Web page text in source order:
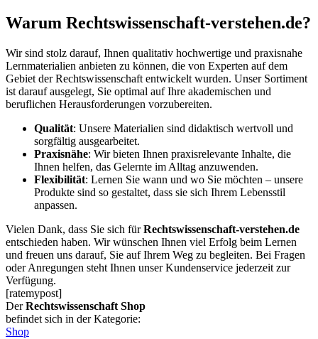
Warum Rechtswissenschaft-verstehen.de?
Wir sind stolz darauf, Ihnen qualitativ hochwertige und praxisnahe
Lernmaterialien anbieten zu können, die von Experten auf dem
Gebiet der Rechtswissenschaft entwickelt wurden. Unser Sortiment
ist darauf ausgelegt, Sie optimal auf Ihre akademischen und
beruflichen Herausforderungen vorzubereiten.
Qualität: Unsere Materialien sind didaktisch wertvoll und
sorgfältig ausgearbeitet.
Praxisnähe: Wir bieten Ihnen praxisrelevante Inhalte, die
Ihnen helfen, das Gelernte im Alltag anzuwenden.
Flexibilität: Lernen Sie wann und wo Sie möchten – unsere
Produkte sind so gestaltet, dass sie sich Ihrem Lebensstil
anpassen.
Vielen Dank, dass Sie sich fürRechtswissenschaft-verstehen.de
entschieden haben. Wir wünschen Ihnen viel Erfolg beim Lernen
und freuen uns darauf, Sie auf Ihrem Weg zu begleiten. Bei Fragen
oder Anregungen steht Ihnen unser Kundenservice jederzeit zur
Verfügung.
[ratemypost]
DerRechtswissenschaft Shop
befindet sich in der Kategorie:
Shop